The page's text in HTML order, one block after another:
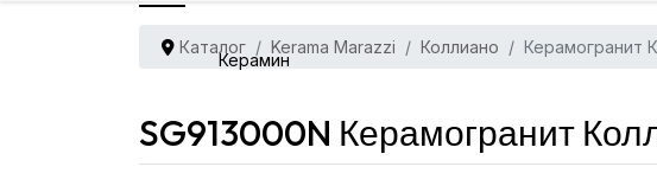
Керамин
Каталог Kerama Marazzi Коллиано Керамогранит
SG913000N Керамогранит